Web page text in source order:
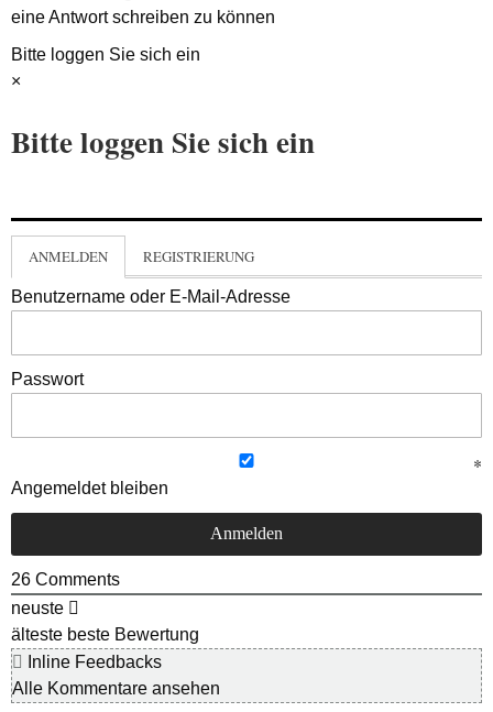
eine Antwort schreiben zu können
Bitte loggen Sie sich ein
×
Bitte loggen Sie sich ein
ANMELDEN REGISTRIERUNG
Benutzername oder E-Mail-Adresse
Passwort
Angemeldet bleiben
26 Comments
neuste
älteste beste Bewertung
Inline Feedbacks
Alle Kommentare ansehen